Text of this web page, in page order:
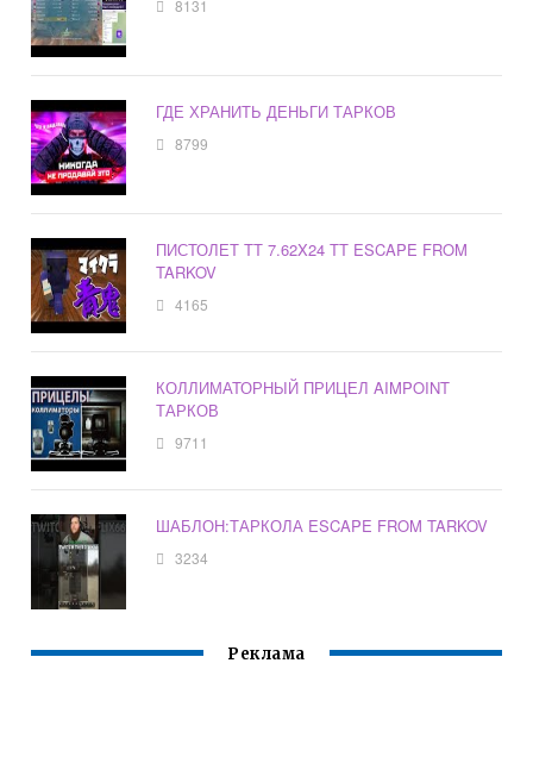
8131
ГДЕ ХРАНИТЬ ДЕНЬГИ ТАРКОВ
8799
ПИСТОЛЕТ ТТ 7.62X24 ТТ ESCAPE FROM
TARKOV
4165
КОЛЛИМАТОРНЫЙ ПРИЦЕЛ AIMPOINT
ТАРКОВ
9711
ШАБЛОН:ТАРКОЛА ESCAPE FROM TARKOV
3234
Реклама